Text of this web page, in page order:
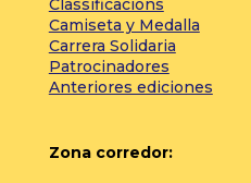
Classificacions
Camiseta y Medalla
Carrera Solidaria
Patrocinadores
Anteriores ediciones
Zona corredor: